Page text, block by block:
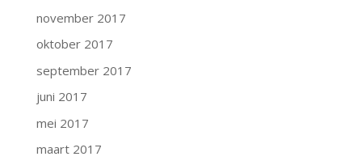
november 2017
oktober 2017
september 2017
juni 2017
mei 2017
maart 2017